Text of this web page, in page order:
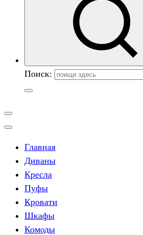
Поиск:
Главная
Диваны
Кресла
Пуфы
Кровати
Шкафы
Комоды